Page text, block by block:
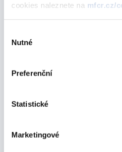
cookies naleznete na mfcr.cz/
souhlasu
Nutné
Preferenční
Statistické
Marketingové
Výčet konsolidovaných
subjektů podle §11 odst. 2
republiku (konsolidační
republiku